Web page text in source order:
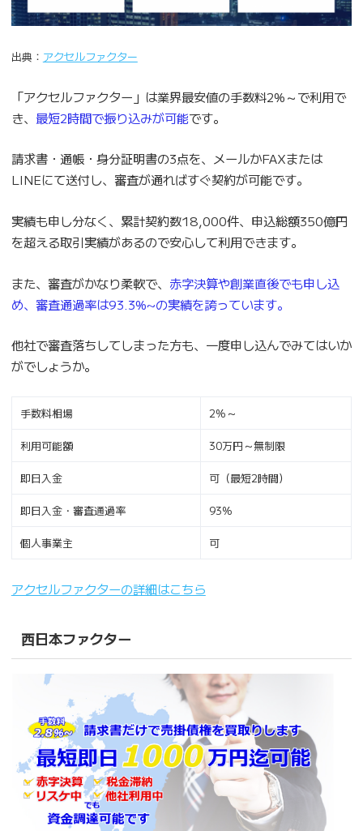
出典： アクセルファクター
「アクセルファクター」は業界最安値の手数料2%～で利用で
き、 最短2時間で振り込みが可能です。
請求書・通帳・身分証明書の3点を、メールかFAXまたは
LINEにて送付し、審査が通ればすぐ契約が可能です。
実績も申し分なく、累計契約数18,000件、申込総額350億円
を超える取引実績があるので安心して利用できます。
また、審査がかなり柔軟で、 赤字決算や創業直後でも申し込
め、審査通過率は93.3%~の実績を誇っています。
他社で審査落ちしてしまった方も、一度申し込んでみてはいか
がでしょうか。
手数料相場 2%～
利用可能額 30万円～無制限
即日入金 可（最短2時間）
即日入金・審査通過率 93%
個人事業主 可
アクセルファクターの詳細はこちら
西日本ファクター